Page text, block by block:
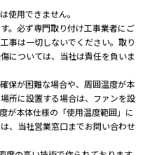
使用できません。
。必ず専門取り付け工事業者にご
事は一切しないでください。取り
については、当社は責任を負いま
保が困難な場合や、周囲温度が本
所に設置する場合は、ファンを設
が本体仕様の「使用温度範囲」に
、当社営業窓口までお問い合わせ